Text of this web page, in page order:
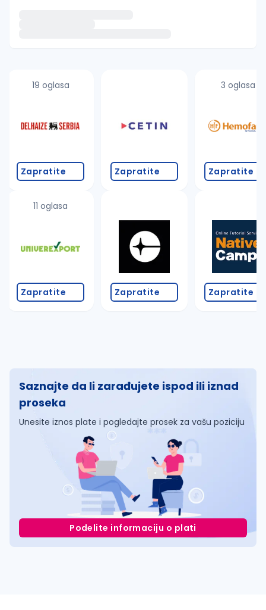
proverite pravopisne greške (koristite č, ć, š, đ,
promenite odabrane filtere pretrage
19 oglasa
Zapratite
11 oglasa
Zapratite
Zapratite
Zapratite
3 oglasa
Zapratite
Zapratite
Saznajte da li zarađujete ispod ili iznad
proseka
Unesite iznos plate i pogledajte prosek za vašu poziciju
Podelite informaciju o plati